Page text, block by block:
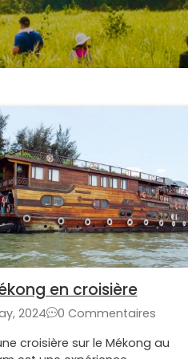
en croisière
2024
0 Commentaires
croisière sur le Mékong au